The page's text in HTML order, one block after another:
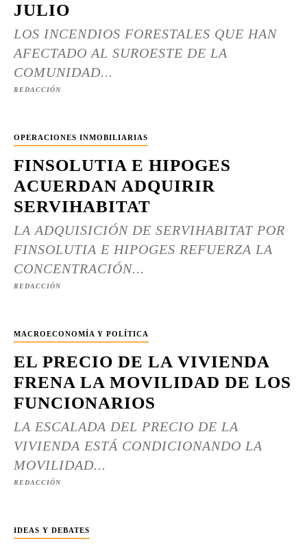
JULIO
LOS INCENDIOS FORESTALES QUE HAN
AFECTADO AL SUROESTE DE LA
COMUNIDAD...
REDACCIÓN
OPERACIONES INMOBILIARIAS
FINSOLUTIA E HIPOGES
ACUERDAN ADQUIRIR
SERVIHABITAT
LA ADQUISICIÓN DE SERVIHABITAT POR
FINSOLUTIA E HIPOGES REFUERZA LA
CONCENTRACIÓN...
REDACCIÓN
MACROECONOMÍA Y POLÍTICA
EL PRECIO DE LA VIVIENDA
FRENA LA MOVILIDAD DE LOS
FUNCIONARIOS
LA ESCALADA DEL PRECIO DE LA
VIVIENDA ESTÁ CONDICIONANDO LA
MOVILIDAD...
REDACCIÓN
IDEAS Y DEBATES